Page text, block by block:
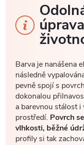
Barva je nanášena
následně
pevně spojí s
dokonalou
a barevnou stálost
prostředí. Povrch
vlhkosti, běžné
profily si tak